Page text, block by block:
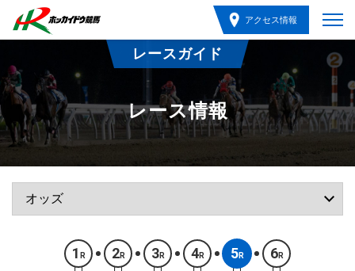
アクセス情報
レースガイド
レース情報
1 R 2R 3R 4R 5R 6R